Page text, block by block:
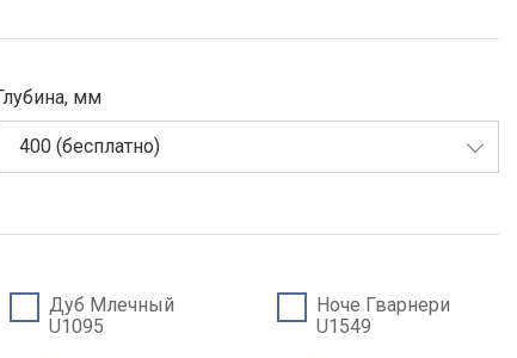
мм
400 (бесплатно)
Дуб Млечный
U1095
Ноче Гварнери
U1549